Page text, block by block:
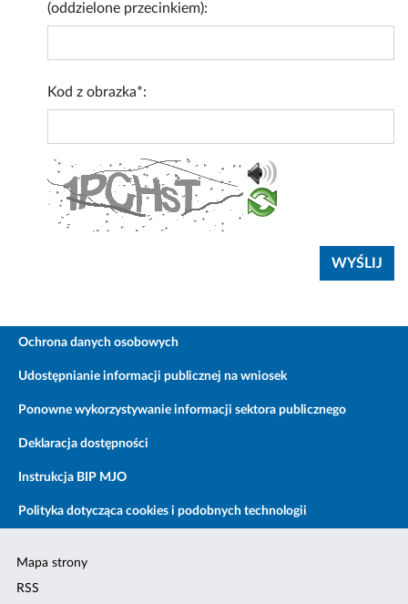
(oddzielone przecinkiem):
Kod z obrazka*:
Ochrona danych osobowych
Udostępnianie informacji publicznej na wniosek
Ponowne wykorzystywanie informacji sektora publicznego
Deklaracja dostępności
Instrukcja BIP MJO
Polityka dotycząca cookies i podobnych technologii
Mapa strony
RSS